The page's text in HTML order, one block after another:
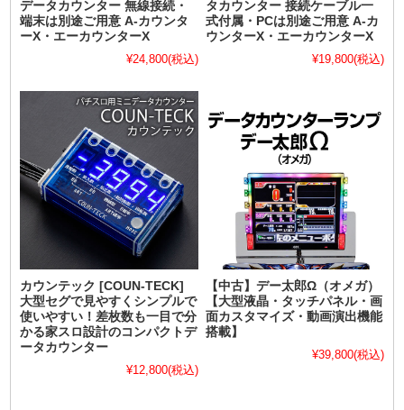
データカウンター 無線接続・
端末は別途ご用意 A-カウンタ
ーX・エーカウンターX
¥24,800(税込)
タカウンター 接続ケーブル一
式付属・PCは別途ご用意 A-カ
ウンターX・エーカウンターX
¥19,800(税込)
カウンテック [COUN-TECK]
大型セグで見やすくシンプルで
使いやすい！差枚数も一目で分
かる家スロ設計のコンパクトデ
ータカウンター
¥12,800(税込)
【中古】デー太郎Ω（オメガ）
【大型液晶・タッチパネル・画
面カスタマイズ・動画演出機能
搭載】
¥39,800(税込)